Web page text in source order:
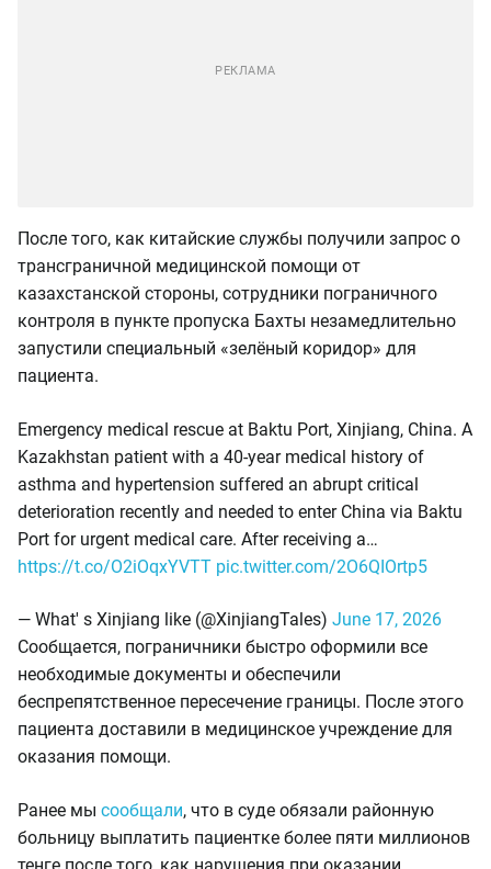
После того, как китайские службы получили запрос о
трансграничной медицинской помощи от
казахстанской стороны, сотрудники пограничного
контроля в пункте пропуска Бахты незамедлительно
запустили специальный «зелёный коридор» для
пациента.
Emergency medical rescue at Baktu Port, Xinjiang, China. A
Kazakhstan patient with a 40-year medical history of
asthma and hypertension suffered an abrupt critical
deterioration recently and needed to enter China via Baktu
Port for urgent medical care. After receiving a…
https://t.co/O2iOqxYVTT pic.twitter.com/2O6QIOrtp5
— What' s Xinjiang like (@XinjiangTales) June 17, 2026
Сообщается, пограничники быстро оформили все
необходимые документы и обеспечили
беспрепятственное пересечение границы. После этого
пациента доставили в медицинское учреждение для
оказания помощи.
Ранее мы сообщали, что в суде обязали районную
больницу выплатить пациентке более пяти миллионов